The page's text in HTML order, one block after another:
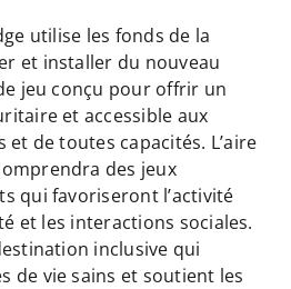
utilise les fonds de la
et installer du nouveau
jeu conçu pour offrir un
et accessible aux
et de toutes capacités. L’aire
des jeux
qui favoriseront l’activité
et les interactions sociales.
inclusive qui
de vie sains et soutient les